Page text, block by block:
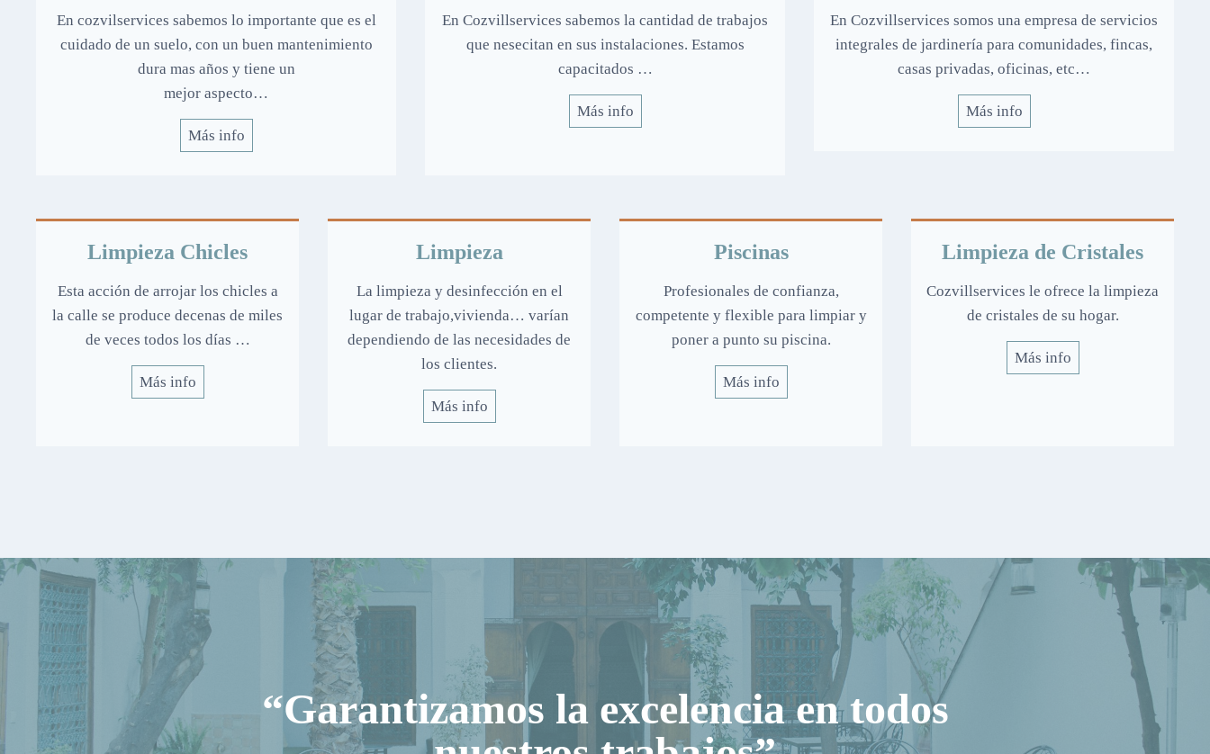
En cozvilservices sabemos lo importante que es el
cuidado de un suelo, con un buen mantenimiento
dura mas años y tiene un
mejor aspecto…
Más info
En Cozvillservices sabemos la cantidad de trabajos
que nesecitan en sus instalaciones. Estamos
capacitados …
Más info
En Cozvillservices somos una empresa de servicios
integrales de jardinería para comunidades, fincas,
casas privadas, oficinas, etc…
Más info
Limpieza Chicles
Esta acción de arrojar los chicles a
la calle se produce decenas de miles
de veces todos los días …
Más info
Limpieza
La limpieza y desinfección en el
lugar de trabajo,vivienda… varían
dependiendo de las necesidades de
los clientes.
Más info
Piscinas
Profesionales de confianza,
competente y flexible para limpiar y
poner a punto su piscina.
Más info
Limpieza de Cristales
Cozvillservices le ofrece la limpieza
de cristales de su hogar.
Más info
“Garantizamos la excelencia en todos